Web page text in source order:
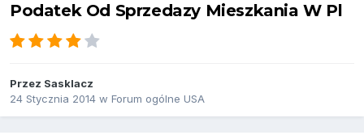
Podatek Od Sprzedazy Mieszkania W Pl
Przez Sasklacz
24 Stycznia 2014 w Forum ogólne USA